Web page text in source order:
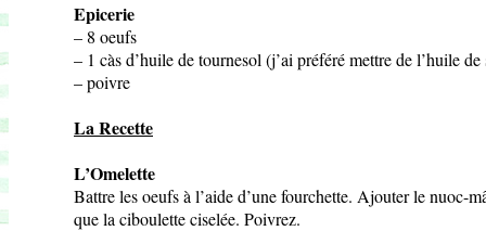
Epicerie
– 8 oeufs
– 1 càs d’huile de tournesol (j’ai préféré mettre de l’huile de
– poivre
La Recette
L’Omelette
Battre les oeufs à l’aide d’une fourchette. Ajouter le nuoc-
que la ciboulette ciselée. Poivrez.